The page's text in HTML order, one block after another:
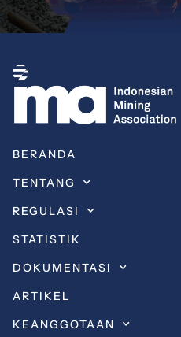
BERANDA
TENTANG
REGULASI
STATISTIK
DOKUMENTASI
ARTIKEL
KEANGGOTAAN